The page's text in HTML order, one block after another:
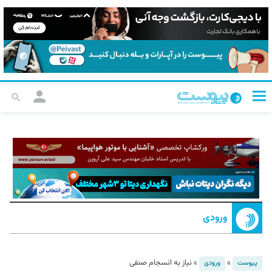
ورودی
پیوست » ورودی » نیاز به انسجام صنفی